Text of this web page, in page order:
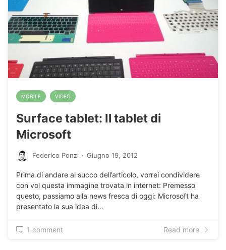
MOBILE VIDEO
Surface tablet: Il tablet di
Microsoft
Federico Ponzi · Giugno 19, 2012
Prima di andare al succo dell’articolo, vorrei condividere
con voi questa immagine trovata in internet: Premesso
questo, passiamo alla news fresca di oggi: Microsoft ha
presentato la sua idea di…
1 comment Read more